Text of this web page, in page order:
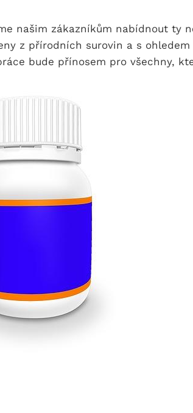
našim zákazníkům nabídnout ty
z přírodních surovin a s
bude přínosem pro všechny,